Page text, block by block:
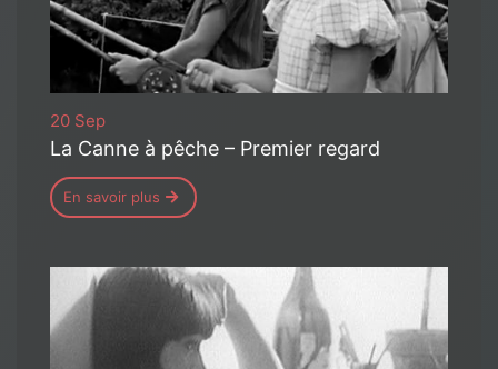
20 Sep
La Canne à pêche – Premier regard
En savoir plus